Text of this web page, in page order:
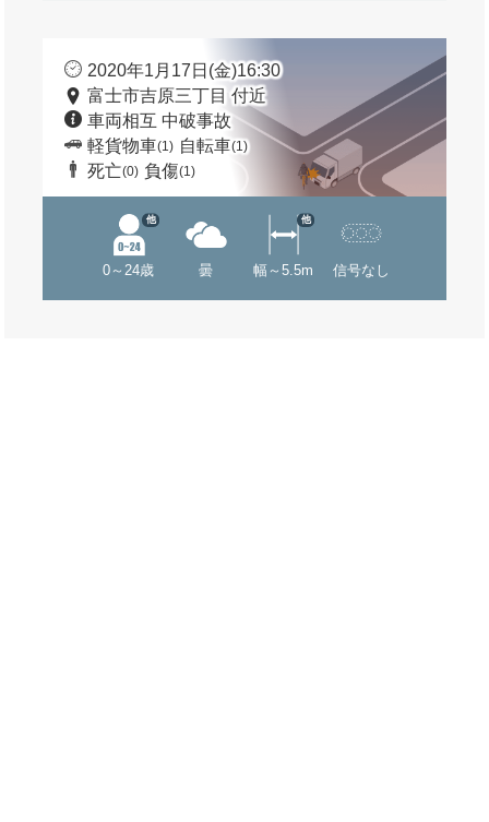
2020年1月17日(金)16:30
富士市吉原三丁目 付近
車両相互 中破事故
軽貨物車(1) 自転車(1)
死亡(0) 負傷(1)
0～24歳
他
曇 幅～5.5m
他
信号なし